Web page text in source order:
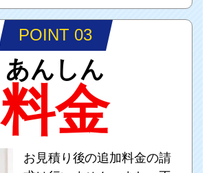
POINT 03
あんしん
料金
お見積り後の追加料金の請